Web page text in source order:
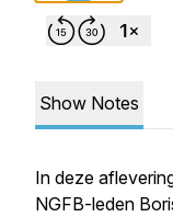
Show Notes
In deze
NGFB-leden